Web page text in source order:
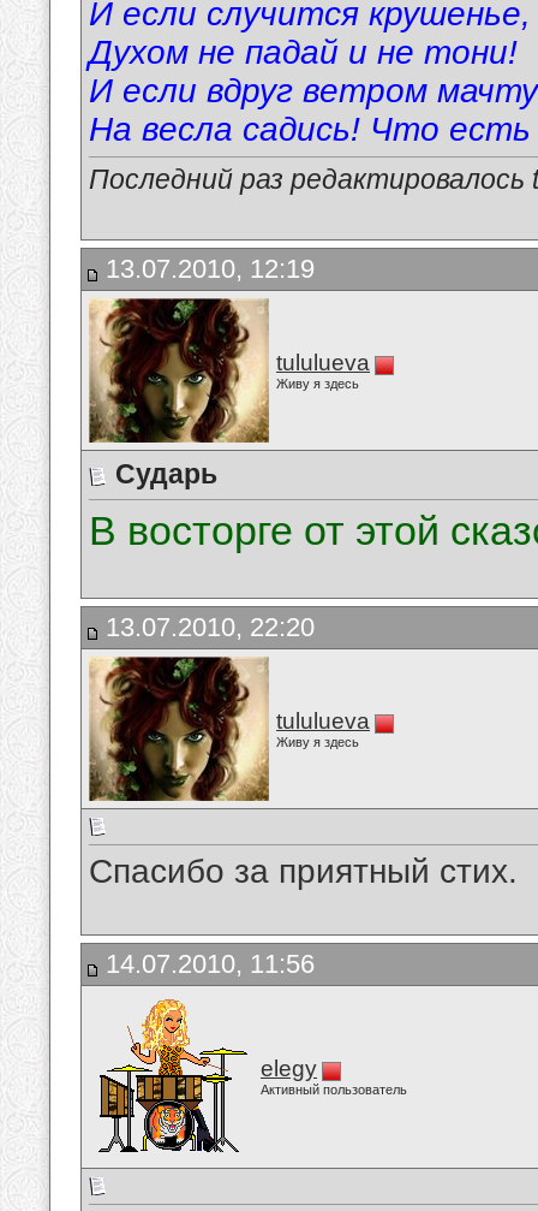
И если случится
Духом не падай и не тони!
И если вдруг ветром
На весла садись! Что
Последний раз
13.07.2010, 12:19
tululueva
Живу я здесь
Сударь
В восторге от этой
13.07.2010, 22:20
tululueva
Живу я здесь
Спасибо за приятный стих.
14.07.2010, 11:56
elegy
Активный пользователь